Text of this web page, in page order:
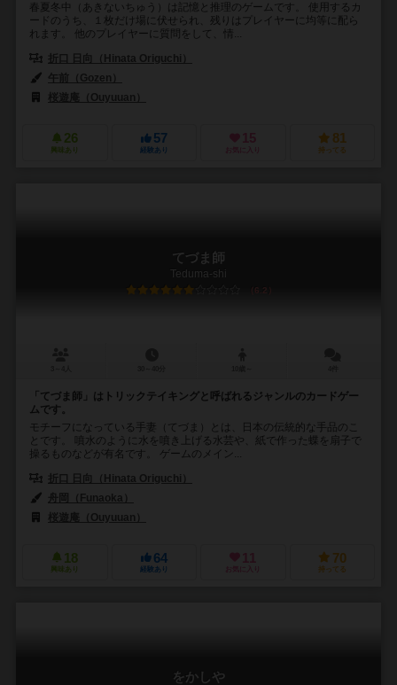
春夏冬中（あきないちゅう）は記憶と推理のゲームです。 使用するカ
ードのうち、１枚だけ場に伏せられ、残りはプレイヤーに均等に配ら
れます。 他のプレイヤーに質問をして、情...
折口 日向（Hinata Origuchi）
午前（Gozen）
桜遊庵（Ouyuuan）
26
興味あり
57
経験あり
15
お気に入り
81
持ってる
てづま師
Teduma-shi
6.2
「てづま師」はトリックテイキングと呼ばれるジャンルのカードゲー
ムです。
モチーフになっている手妻（てづま）とは、日本の伝統的な手品のこ
とです。 噴水のように水を噴き上げる水芸や、紙で作った蝶を扇子で
操るものなどが有名です。 ゲームのメイン...
折口 日向（Hinata Origuchi）
舟岡（Funaoka）
桜遊庵（Ouyuuan）
18
興味あり
64
経験あり
11
お気に入り
70
持ってる
をかしや